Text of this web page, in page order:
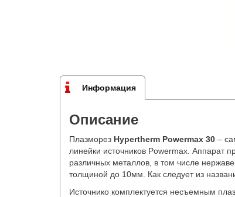
Информация
Описание
Плазморез Hypertherm Powermax 30 –
линейки источников Powermax. Аппарат
различных металлов, в том числе
толщиной до 10мм. Как следует из
Источнико комплектуется несъемным